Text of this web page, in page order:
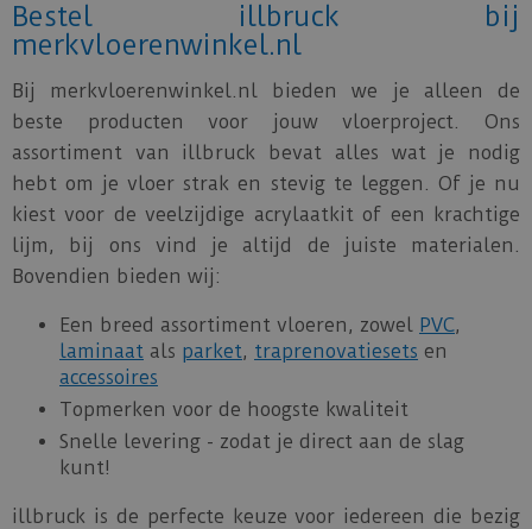
Bestel illbruck bij
merkvloerenwinkel.nl
Bij merkvloerenwinkel.nl bieden we je alleen de
beste producten voor jouw vloerproject. Ons
assortiment van illbruck bevat alles wat je nodig
hebt om je vloer strak en stevig te leggen. Of je nu
kiest voor de veelzijdige acrylaatkit of een krachtige
lijm, bij ons vind je altijd de juiste materialen.
Bovendien bieden wij:
Een breed assortiment vloeren, zowel PVC,
laminaat als parket, traprenovatiesets en
accessoires
Topmerken voor de hoogste kwaliteit
Snelle levering - zodat je direct aan de slag
kunt!
illbruck is de perfecte keuze voor iedereen die bezig